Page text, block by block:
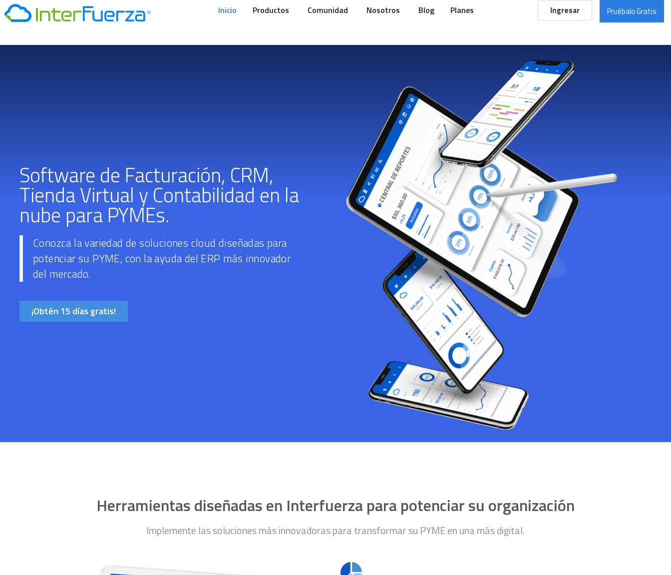
Inicio Productos Comunidad Nosotros Blog Planes Ingresar Pruébalo Gratis
Software de Facturación, CRM,
Tienda Virtual y Contabilidad en la
nube para PYMEs.
Conozca la variedad de soluciones cloud diseñadas para
potenciar su PYME, con la ayuda del ERP más innovador
del mercado.
¡Obtén 15 días gratis!
Herramientas diseñadas en Interfuerza para potenciar su organización
Implemente las soluciones más innovadoras para transformar su PYME en una más digital.